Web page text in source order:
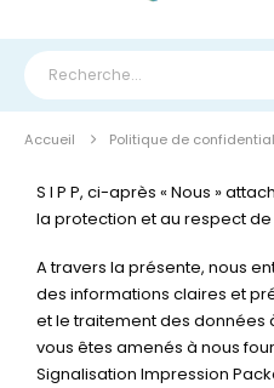
Accueil Politique de
S I P P, ci-après « Nous »
la protection et au respect
A travers la présente, nous
des informations claires et
et le traitement des
vous êtes amenés à nous
Signalisation Impression